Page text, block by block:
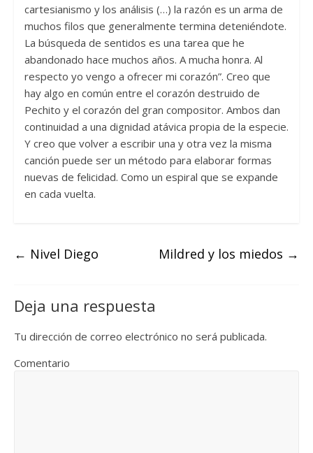
cartesianismo y los análisis (…) la razón es un arma de
muchos filos que generalmente termina deteniéndote.
La búsqueda de sentidos es una tarea que he
abandonado hace muchos años. A mucha honra. Al
respecto yo vengo a ofrecer mi corazón”. Creo que
hay algo en común entre el corazón destruido de
Pechito y el corazón del gran compositor. Ambos dan
continuidad a una dignidad atávica propia de la especie.
Y creo que volver a escribir una y otra vez la misma
canción puede ser un método para elaborar formas
nuevas de felicidad. Como un espiral que se expande
en cada vuelta.
← Nivel Diego Mildred y los miedos →
Deja una respuesta
Tu dirección de correo electrónico no será publicada.
Comentario